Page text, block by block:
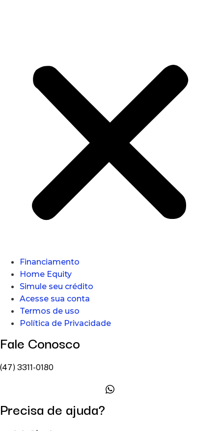
Financiamento
Home Equity
Simule seu crédito
Acesse sua conta
Termos de uso
Política de Privacidade
Fale Conosco
(47) 3311-0180
Precisa de ajuda?